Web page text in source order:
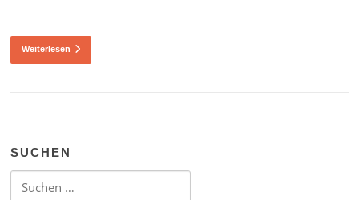
Weiterlesen
SUCHEN
Suchen nach: